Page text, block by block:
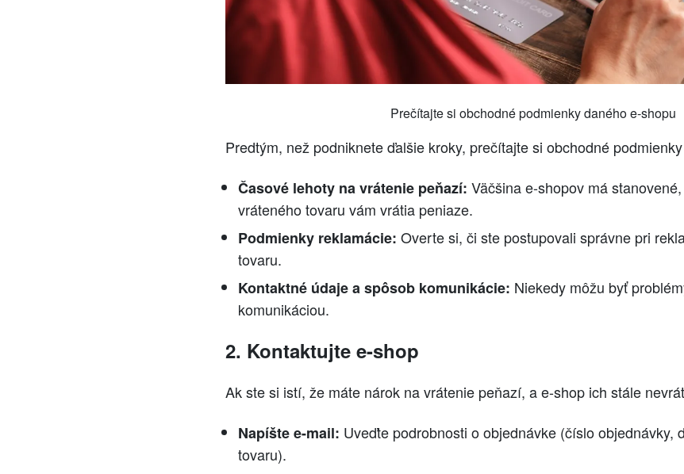
Prečítajte si obchodné podmienky daného e-shopu
Predtým, než podniknete ďalšie kroky, prečítajte si obchodné
Časové lehoty na vrátenie peňazí: Väčšina e-shopov má
vráteného tovaru vám vrátia peniaze.
Podmienky reklamácie: Overte si, či ste postupovali správne pri
tovaru.
Kontaktné údaje a spôsob komunikácie: Niekedy môžu byť
komunikáciou.
2. Kontaktujte e-shop
Ak ste si istí, že máte nárok na vrátenie peňazí, a e-shop ich stále
Napíšte e-mail: Uveďte podrobnosti o objednávke (číslo objednávky,
tovaru).